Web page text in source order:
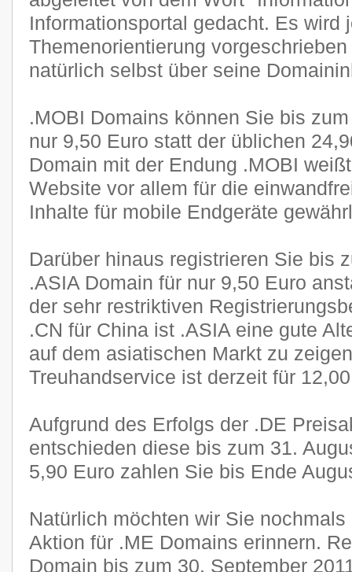
Informationsportal gedacht. Es wird
Themenorientierung
natürlich selbst über seine
.MOBI Domains können Sie bis
nur 9,50 Euro statt der üblichen
Domain mit der Endung .MOBI
Website vor allem für die
Inhalte für mobile Endgeräte
Darüber hinaus registrieren Sie bis
.ASIA Domain für nur 9,50 Euro
der sehr restriktiven
.CN für China ist .ASIA eine gute
auf dem asiatischen Markt zu
Treuhandservice ist derzeit für
Aufgrund des Erfolgs der .DE
entschieden diese bis zum 31.
5,90 Euro zahlen Sie bis Ende
Natürlich möchten wir Sie
Aktion für .ME Domains erinnern.
Domain bis zum 30. September